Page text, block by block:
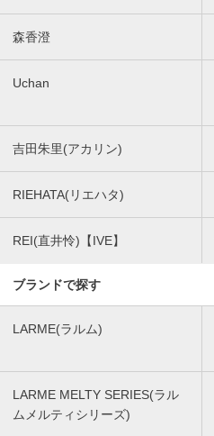
森香澄
Uchan
吉田朱里(アカリン)
RIEHATA(リエハタ)
REI(直井怜)【IVE】
ブランドで探す
LARME(ラルム)
LARME MELTY SERIES(ラル
ムメルティシリーズ)